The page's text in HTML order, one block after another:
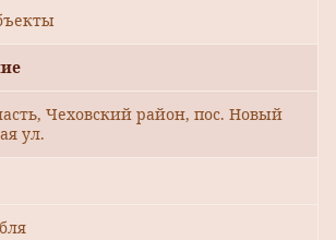
Чеховский район, пос. Новый
ул.